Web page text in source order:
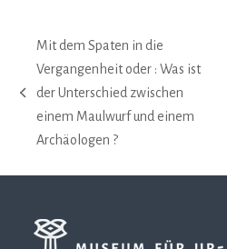
Mit dem Spaten in die
Vergangenheit oder : Was ist
der Unterschied zwischen
einem Maulwurf und einem
Archäologen ?